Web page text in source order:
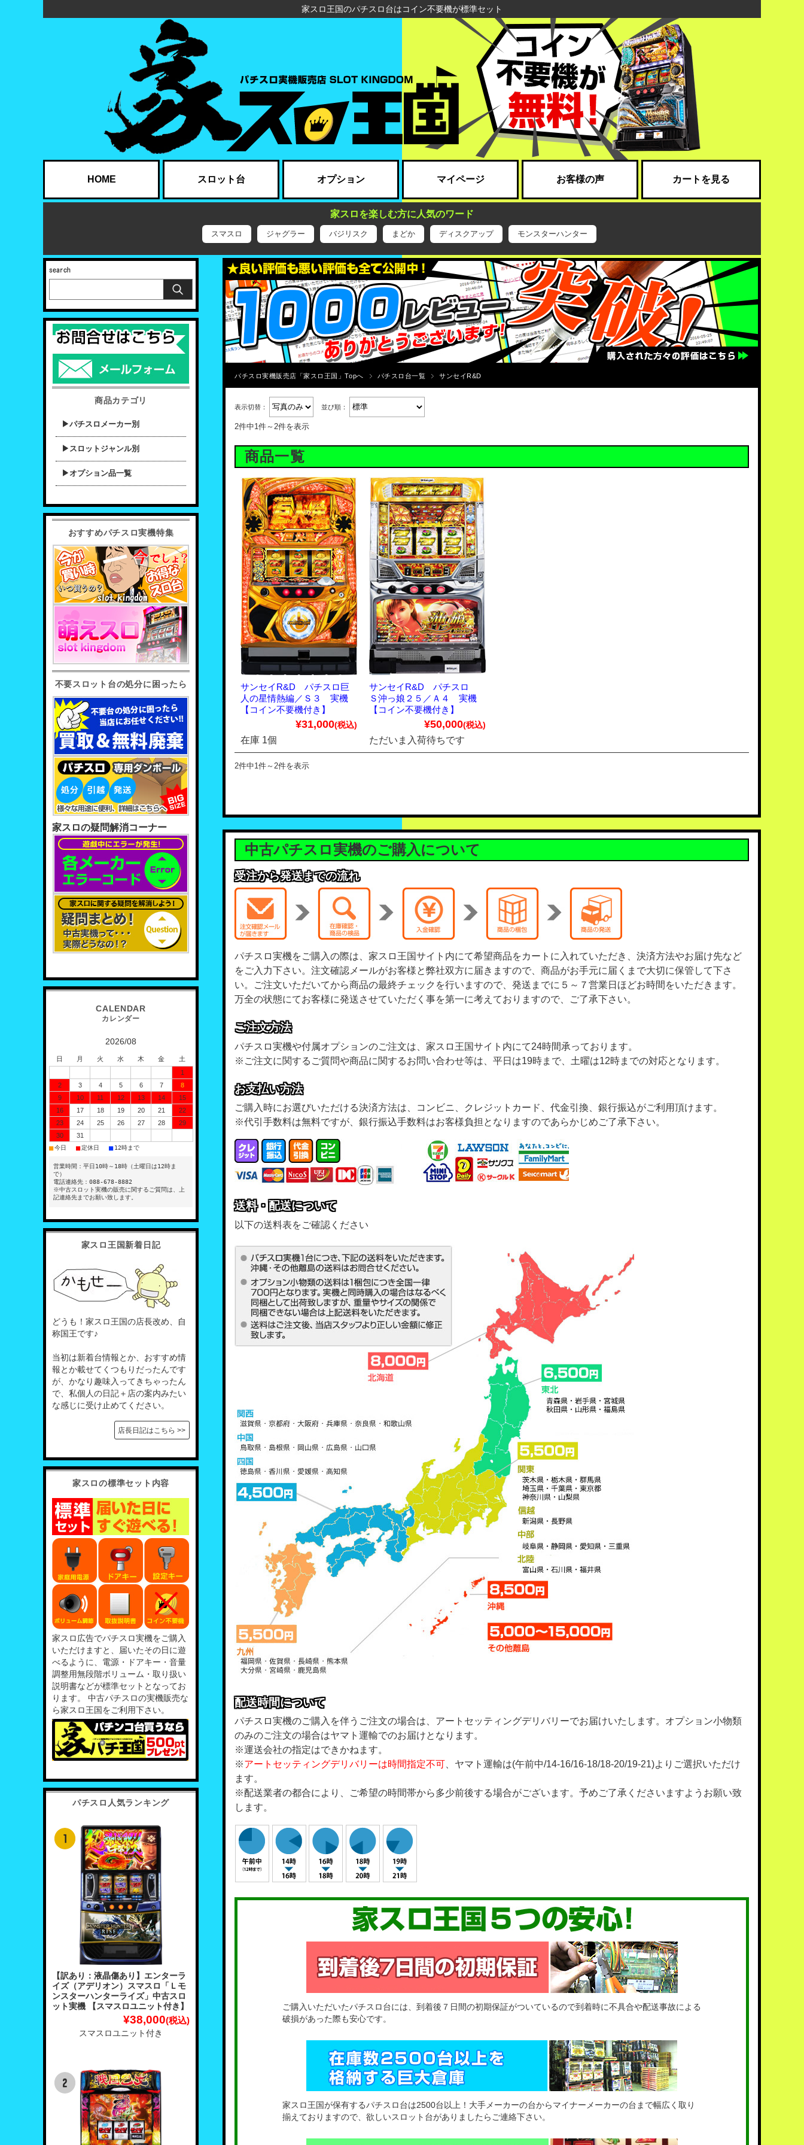
家スロ王国のパチスロ台はコイン不要機が標準セット
HOME スロット台 オプション マイページ お客様の声 カートを見る
家スロを楽しむ方に人気のワード
スマスロ ジャグラー バジリスク まどか ディスクアップ モンスターハンター
パチスロ実機販売店「家スロ王国」Topへ パチスロ台一覧 サンセイR&D
表示切替： 並び順：
2件中1件～2件を表示
商品一覧
サンセイR&D パチスロ巨
人の星情熱編／Ｓ３ 実機
【コイン不要機付き】
¥31,000(税込)
在庫 1個
サンセイR&D パチスロ
Ｓ沖っ娘２５／Ａ４ 実機
【コイン不要機付き】
¥50,000(税込)
ただいま入荷待ちです
2件中1件～2件を表示
中古パチスロ実機のご購入について
受注から発送までの流れ
パチスロ実機をご購入の際は、家スロ王国サイト内にて希望商品をカートに入れていただき、決済方法やお届け先など
をご入力下さい。注文確認メールがお客様と弊社双方に届きますので、商品がお手元に届くまで大切に保管して下さ
い。ご注文いただいてから商品の最終チェックを行いますので、発送までに５～７営業日ほどお時間をいただきます。
万全の状態にてお客様に発送させていただく事を第一に考えておりますので、ご了承下さい。
ご注文方法
パチスロ実機や付属オプションのご注文は、家スロ王国サイト内にて24時間承っております。
※ご注文に関するご質問や商品に関するお問い合わせ等は、平日は19時まで、土曜は12時までの対応となります。
お支払い方法
ご購入時にお選びいただける決済方法は、コンビニ、クレジットカード、代金引換、銀行振込がご利用頂けます。
※代引手数料は無料ですが、銀行振込手数料はお客様負担となりますのであらかじめご了承下さい。
送料・配送について
以下の送料表をご確認ください
配送時間について
パチスロ実機のご購入を伴うご注文の場合は、アートセッティングデリバリーでお届けいたします。オプション小物類
のみのご注文の場合はヤマト運輸でのお届けとなります。
※運送会社の指定はできかねます。
※アートセッティングデリバリーは時間指定不可 、ヤマト運輸は(午前中/14-16/16-18/18-20/19-21)よりご選択いただけ
ます。
※配送業者の都合により、ご希望の時間帯から多少前後する場合がございます。予めご了承くださいますようお願い致
します。
ご購入いただいたパチスロ台には、到着後７日間の初期保証がついているので到着時に不具合や配送事故による
破損があった際も安心です。
家スロ王国が保有するパチスロ台は2500台以上！大手メーカーの台からマイナーメーカーの台まで幅広く取り
揃えておりますので、欲しいスロット台がありましたらご連絡下さい。
商品カテゴリ
▶パチスロメーカー別
▶スロットジャンル別
▶オプション品一覧
おすすめパチスロ実機特集
不要スロット台の処分に困ったら
家スロの疑問解消コーナー
2026/08
日 月 火 水 木 金
土
1
2
3 4 5 6 7
8
9
10 11 12 13 14
15
16
17 18 19 20 21
22
23
24 25 26 27 28
29
30
31
■今日 ■定休日 ■ 12時まで
営業時間：平日10時～18時（土曜日は12時ま
で）
電話連絡先：088-678-8882
※中古スロット実機の販売に関するご質問は、上
記連絡先までお願い致します。
家スロ王国新着日記
どうも！家スロ王国の店長改め、自
称国王です♪
当初は新着台情報とか、おすすめ情
報とか載せてくつもりだったんです
が、かなり趣味入ってきちゃったん
で、私個人の日記＋店の案内みたい
な感じに受け止めてください。
店長日記はこちら >>
家スロの標準セット内容
家スロ広告でパチスロ実機をご購入
いただけますと、届いたその日に遊
べるように、電源・ドアキー・音量
調整用無段階ボリューム・取り扱い
説明書などが標準セットとなってお
ります。 中古パチスロの実機販売な
ら家スロ王国をご利用下さい。
パチスロ人気ランキング
【訳あり：液晶傷あり】エンターラ
イズ（アデリオン）スマスロ「Ｌモ
ンスターハンターライズ」中古スロ
ット実機 【スマスロユニット付き】
¥38,000(税込)
スマスロユニット付き